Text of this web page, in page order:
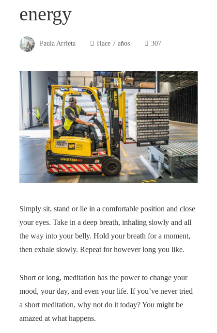
energy
Paula Arrieta Hace 7 años 307
Simply sit, stand or lie in a comfortable position and close
your eyes. Take in a deep breath, inhaling slowly and all
the way into your belly. Hold your breath for a moment,
then exhale slowly. Repeat for however long you like.
Short or long, meditation has the power to change your
mood, your day, and even your life. If you’ve never tried
a short meditation, why not do it today? You might be
amazed at what happens.